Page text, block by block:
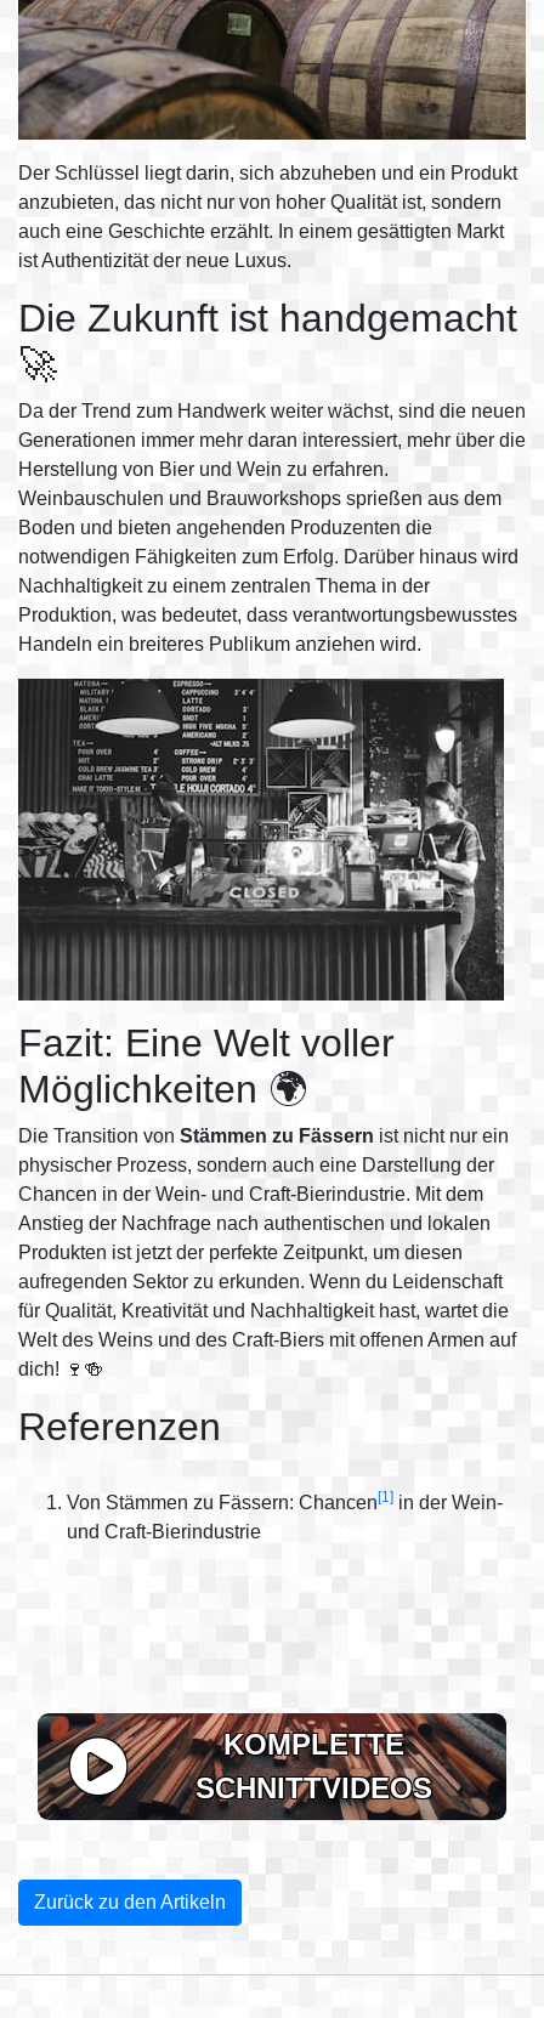
Der Schlüssel liegt darin, sich abzuheben und ein Produkt
anzubieten, das nicht nur von hoher Qualität ist, sondern
auch eine Geschichte erzählt. In einem gesättigten Markt
ist Authentizität der neue Luxus.
Die Zukunft ist handgemacht
🚀
Da der Trend zum Handwerk weiter wächst, sind die neuen
Generationen immer mehr daran interessiert, mehr über die
Herstellung von Bier und Wein zu erfahren.
Weinbauschulen und Brauworkshops sprießen aus dem
Boden und bieten angehenden Produzenten die
notwendigen Fähigkeiten zum Erfolg. Darüber hinaus wird
Nachhaltigkeit zu einem zentralen Thema in der
Produktion, was bedeutet, dass verantwortungsbewusstes
Handeln ein breiteres Publikum anziehen wird.
Fazit: Eine Welt voller
Möglichkeiten 🌍
Die Transition von Stämmen zu Fässern ist nicht nur ein
physischer Prozess, sondern auch eine Darstellung der
Chancen in der Wein- und Craft-Bierindustrie. Mit dem
Anstieg der Nachfrage nach authentischen und lokalen
Produkten ist jetzt der perfekte Zeitpunkt, um diesen
aufregenden Sektor zu erkunden. Wenn du Leidenschaft
für Qualität, Kreativität und Nachhaltigkeit hast, wartet die
Welt des Weins und des Craft-Biers mit offenen Armen auf
dich! 🍷🍻
Referenzen
Von Stämmen zu Fässern: Chancen[1] in der Wein-
und Craft-Bierindustrie
KOMPLETTE
SCHNITTVIDEOS
Zurück zu den Artikeln